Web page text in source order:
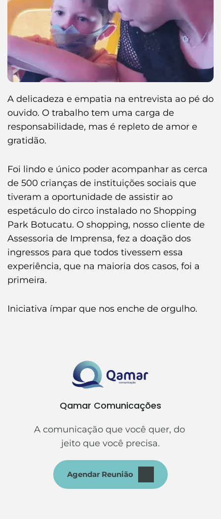
A delicadeza e empatia na entrevista ao pé do
ouvido. O trabalho tem uma carga de
responsabilidade, mas é repleto de amor e
gratidão.
Foi lindo e único poder acompanhar as cerca
de 500 crianças de instituições sociais que
tiveram a oportunidade de assistir ao
espetáculo do circo instalado no Shopping
Park Botucatu. O shopping, nosso cliente de
Assessoria de Imprensa, fez a doação dos
ingressos para que todos tivessem essa
experiência, que na maioria dos casos, foi a
primeira.
Iniciativa ímpar que nos enche de orgulho.
Qamar Comunicações
A comunicação que você quer, do
jeito que você precisa.
Agendar Reunião